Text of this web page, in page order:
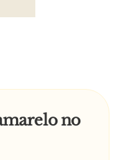
no